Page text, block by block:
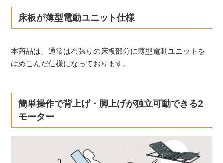
床板が薄型電動ユニット仕様
本商品は、通常は布張りの床板部分に薄型電動ユニットを
はめこんだ仕様になっております。
簡単操作で背上げ・脚上げが独立可動できる2
モーター